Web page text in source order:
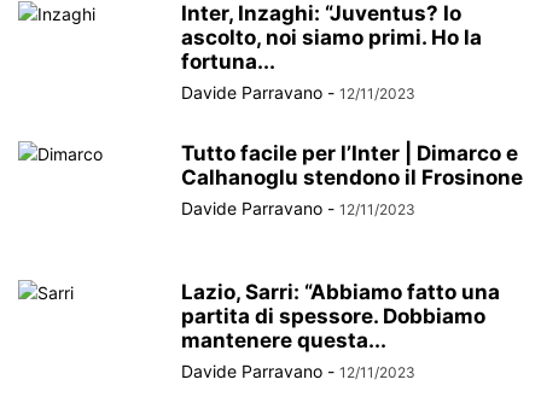
Inter, Inzaghi: “Juventus? Io
ascolto, noi siamo primi. Ho la
fortuna...
Davide Parravano - 12/11/2023
Tutto facile per l’Inter | Dimarco e
Calhanoglu stendono il Frosinone
Davide Parravano - 12/11/2023
Lazio, Sarri: “Abbiamo fatto una
partita di spessore. Dobbiamo
mantenere questa...
Davide Parravano - 12/11/2023